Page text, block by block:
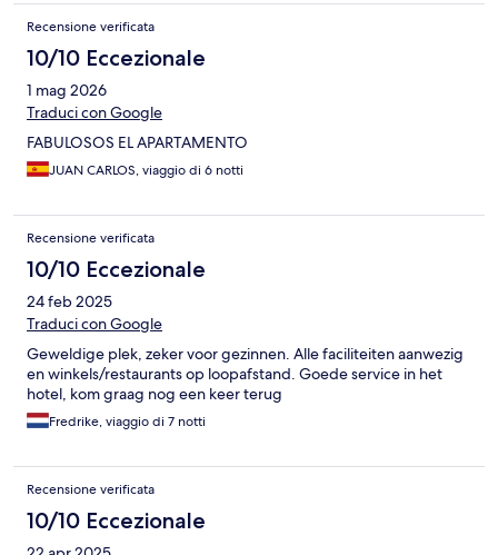
Recensione verificata
10/10 Eccezionale
1 mag 2026
Traduci con Google
FABULOSOS EL APARTAMENTO
JUAN CARLOS, viaggio di 6 notti
Recensione verificata
10/10 Eccezionale
24 feb 2025
Traduci con Google
Geweldige plek, zeker voor gezinnen. Alle faciliteiten aanwezig
en winkels/restaurants op loopafstand. Goede service in het
hotel, kom graag nog een keer terug
Fredrike, viaggio di 7 notti
Recensione verificata
10/10 Eccezionale